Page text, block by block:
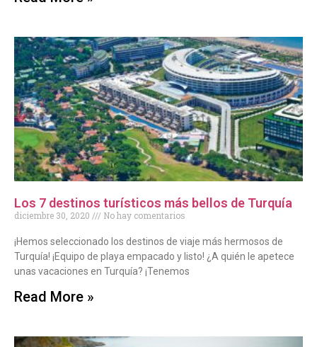
Los 7 destinos turísticos más bellos de Turquía
diciembre 30, 2020 No hay comentarios
¡Hemos seleccionado los destinos de viaje más hermosos de
Turquía! ¡Equipo de playa empacado y listo! ¿A quién le apetece
unas vacaciones en Turquía? ¡Tenemos
Read More »